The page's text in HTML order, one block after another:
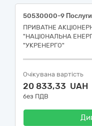
ПРИВАТНЕ
"НАЦІОНАЛЬНА
"УКРЕНЕРГО"
Очікувана вартість
20 833,33 UAH
без ПДВ